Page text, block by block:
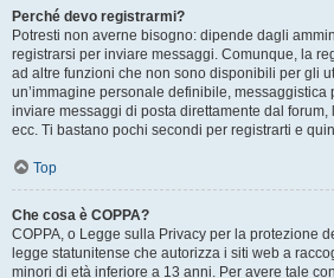
Perché devo registrarmi?
Potresti non averne bisogno: dipende dagli
registrarsi per inviare messaggi. Comunque, la
ad altre funzioni che non sono disponibili per gli
un’immagine personale definibile, messaggistica
inviare messaggi di posta direttamente dal forum,
ecc. Ti bastano pochi secondi per registrarti e
Top
Che cosa è COPPA?
COPPA, o Legge sulla Privacy per la protezione
legge statunitense che autorizza i siti web a
minori di età inferiore a 13 anni. Per avere tale